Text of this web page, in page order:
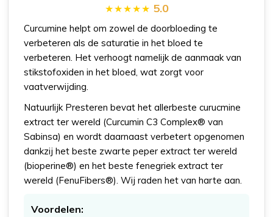
5.0
Curcumine helpt om zowel de doorbloeding te
verbeteren als de saturatie in het bloed te
verbeteren. Het verhoogt namelijk de aanmaak van
stikstofoxiden in het bloed, wat zorgt voor
vaatverwijding.
Natuurlijk Presteren bevat het allerbeste curucmine
extract ter wereld (Curcumin C3 Complex® van
Sabinsa) en wordt daarnaast verbetert opgenomen
dankzij het beste zwarte peper extract ter wereld
(bioperine®) en het beste fenegriek extract ter
wereld (FenuFibers®). Wij raden het van harte aan.
Voordelen: